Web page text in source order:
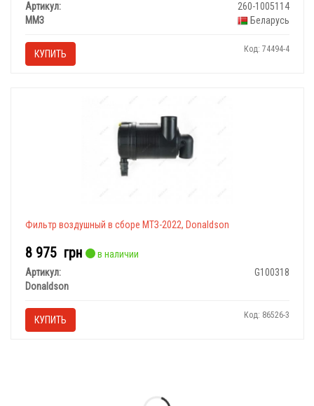
Артикул:
260-1005114
ММЗ
Беларусь
КУПИТЬ Код: 74494-4
Фильтр воздушный в сборе МТЗ-2022, Donaldson
8 975 грн
в наличии
Артикул:
G100318
Donaldson
КУПИТЬ Код: 86526-3